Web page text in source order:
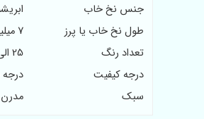
جنس نخ خاب
طول نخ خاب یا پرز
7 میلیمتر
تعداد رنگ
25 الی 40 رنگ
درجه کیفیت
سبک